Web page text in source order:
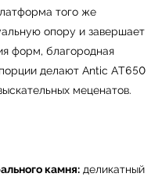
того же
опору и завершает
форм, благородная
делают Antic AT650
меценатов.
камня: деликатный